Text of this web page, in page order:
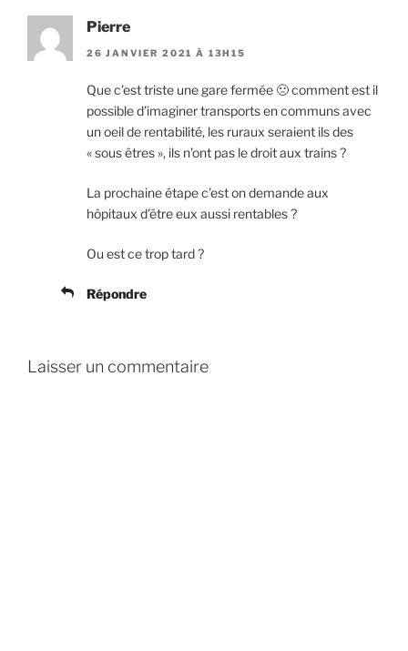
Pierre
26 JANVIER 2021 À 13H15
Que c’est triste une gare fermée 🙁 comment est il
possible d’imaginer transports en communs avec
un oeil de rentabilité, les ruraux seraient ils des
« sous êtres », ils n’ont pas le droit aux trains ?
La prochaine étape c’est on demande aux
hôpitaux d’être eux aussi rentables ?
Ou est ce trop tard ?
Répondre
Laisser un commentaire